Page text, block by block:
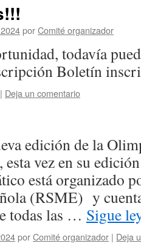
porComité organizador
todavía
Boletín
| Deja un comentario
edición de la
vez en su
está organizado
(RSME) y
todas las … Sigue
porComité organizador | Deja